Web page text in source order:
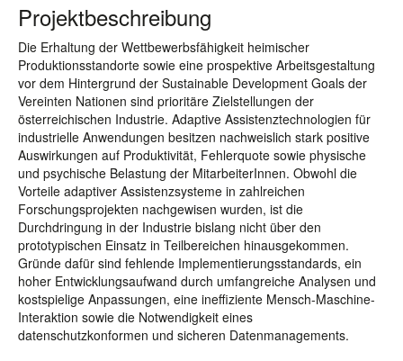
Projektbeschreibung
Die Erhaltung der Wettbewerbsfähigkeit heimischer
Produktionsstandorte sowie eine prospektive Arbeitsgestaltung
vor dem Hintergrund der Sustainable Development Goals der
Vereinten Nationen sind prioritäre Zielstellungen der
österreichischen Industrie. Adaptive Assistenztechnologien für
industrielle Anwendungen besitzen nachweislich stark positive
Auswirkungen auf Produktivität, Fehlerquote sowie physische
und psychische Belastung der MitarbeiterInnen. Obwohl die
Vorteile adaptiver Assistenzsysteme in zahlreichen
Forschungsprojekten nachgewisen wurden, ist die
Durchdringung in der Industrie bislang nicht über den
prototypischen Einsatz in Teilbereichen hinausgekommen.
Gründe dafür sind fehlende Implementierungsstandards, ein
hoher Entwicklungsaufwand durch umfangreiche Analysen und
kostspielige Anpassungen, eine ineffiziente Mensch-Maschine-
Interaktion sowie die Notwendigkeit eines
datenschutzkonformen und sicheren Datenmanagements.